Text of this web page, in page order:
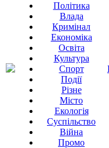
Політика
Влада
Кримінал
Економіка
Освіта
Культура
Спорт
Події
Різне
Місто
Екологія
Суспільство
Війна
Промо